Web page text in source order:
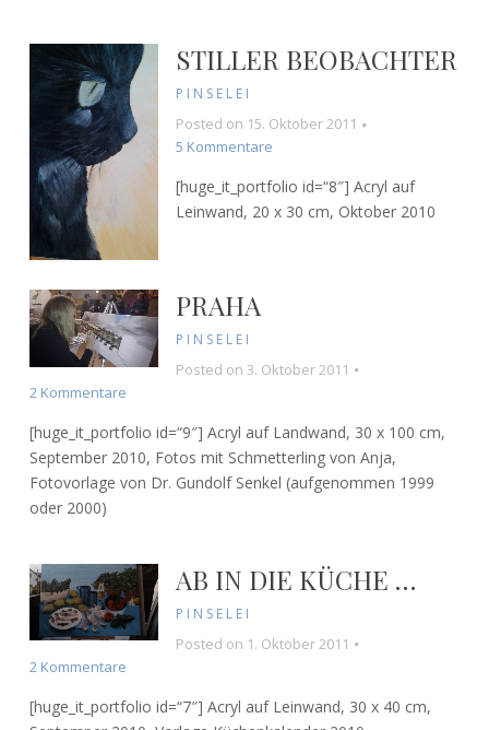
STILLER BEOBACHTER
PINSELEI
Posted on 15. Oktober 2011
5 Kommentarezu
Beobachter
[huge_it_portfolio id=“8″] Acryl auf
Leinwand, 20 x 30 cm, Oktober 2010
PRAHA
PINSELEI
Posted on 3. Oktober 2011
2 Kommentarezu
[huge_it_portfolio id=“9″] Acryl auf Landwand, 30 x 100 cm,
September 2010, Fotos mit Schmetterling von Anja,
Fotovorlage von Dr. Gundolf Senkel (aufgenommen 1999
oder 2000)
AB IN DIE KÜCHE …
PINSELEI
Posted on 1. Oktober 2011
2 Kommentarezu
in
[huge_it_portfolio id=“7″] Acryl auf Leinwand, 30 x 40 cm,